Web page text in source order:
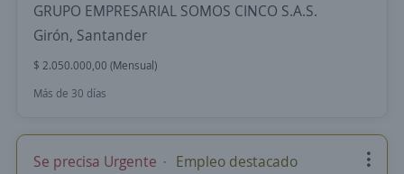
GRUPO EMPRESARIAL SOMOS CINCO S.A.S.
Girón, Santander
$ 2.050.000,00 (Mensual)
Más de 30 días
Se precisa Urgente Empleo destacado